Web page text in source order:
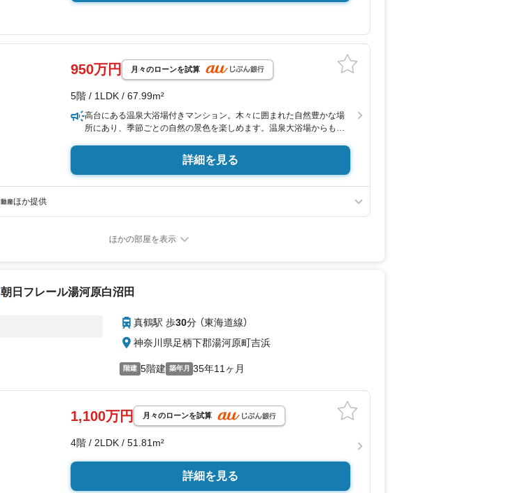
感を出しています。5階の角住戸で南東側に窓があり、日当たりも良好
950万円 月々のローンを試算
5階 / 1LDK / 67.99m²
高台にある温泉大浴場付きマンション。木々に囲まれた自然豊かな場
所にあり、季節ごとの自然の景色を楽しめます。温泉大浴場からも湯
のトランクルームが併設されており、大きい荷物がある方も安心して
ご利用いただけます。※居住中のため、内覧希望の際は前もってのご
予約をお願いいたします。
詳細を見る
ほか提供
ほかの部屋を表示
朝日フレール湯河原白沼田
真鶴駅 歩30分 （東海道線）
神奈川県足柄下郡湯河原町吉浜
階建 5階建 築年月 35年11ヶ月
1,100万円 月々のローンを試算
4階 / 2LDK / 51.81m²
詳細を見る